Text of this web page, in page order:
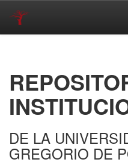
DE LA
GREGORIO DE